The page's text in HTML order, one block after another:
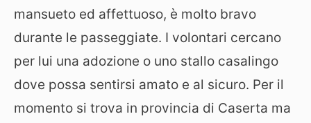
mansueto ed affettuoso, è molto bravo
durante le passeggiate. I volontari cercano
per lui una adozione o uno stallo casalingo
dove possa sentirsi amato e al sicuro. Per il
momento si trova in provincia di Caserta ma